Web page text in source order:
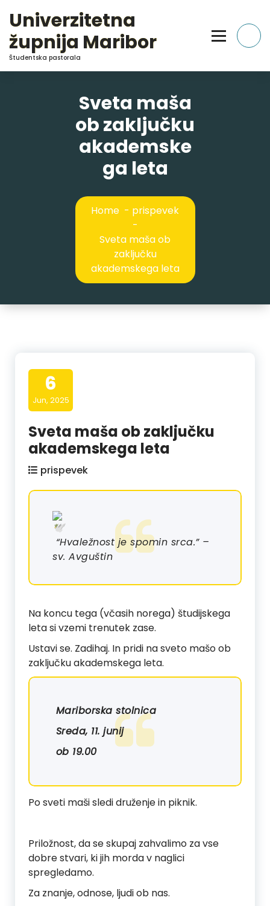
Content
Univerzitetna
župnija Maribor
Študentska pastorala
Sveta maša
ob zaključku
akademske
ga leta
Home - prispevek
-
Sveta maša ob
zaključku
akademskega leta
6
Jun, 2025
Sveta maša ob zaključku
akademskega leta
prispevek
“Hvaležnost je spomin srca.” –
sv. Avguštin
Na koncu tega (včasih norega) študijskega
leta si vzemi trenutek zase.
Ustavi se. Zadihaj. In pridi na sveto mašo ob
zaključku akademskega leta.
Mariborska stolnica
Sreda, 11. junij
ob 19.00
Po sveti maši sledi druženje in piknik.
Priložnost, da se skupaj zahvalimo za vse
dobre stvari, ki jih morda v naglici
spregledamo.
Za znanje, odnose, ljudi ob nas.